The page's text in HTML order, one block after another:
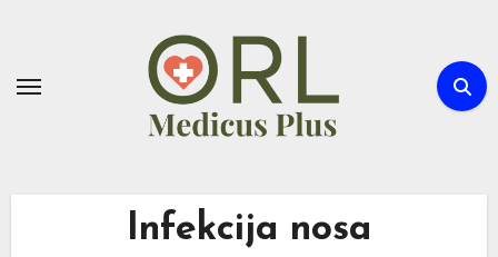
content
Infekcija nosa